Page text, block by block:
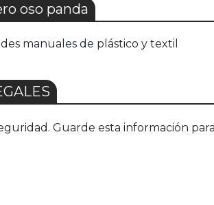
oso panda
manuales de plástico y textil
Guarde esta información